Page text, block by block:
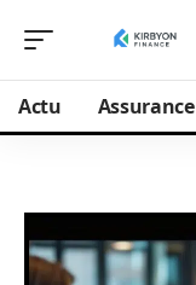
Actu Assurance